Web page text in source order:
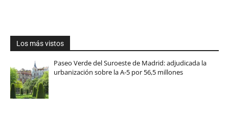
Los más vistos
Paseo Verde del Suroeste de Madrid: adjudicada la
urbanización sobre la A-5 por 56,5 millones